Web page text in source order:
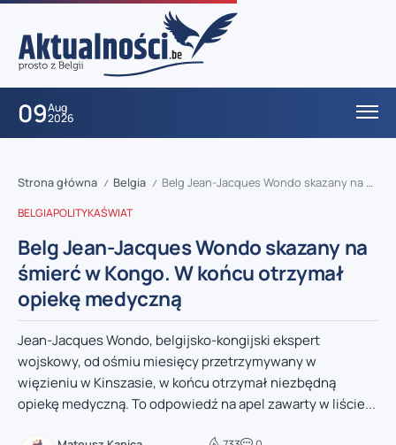
09Aug
2026
Strona główna / Belgia / Belg Jean-Jacques Wondo skazany na śmierć w Kongo. W końcu otrzymał opiekę medyczną
BELGIAPOLITYKAŚWIAT
Belg Jean-Jacques Wondo skazany na
śmierć w Kongo. W końcu otrzymał
opiekę medyczną
Jean-Jacques Wondo, belgijsko-kongijski ekspert
wojskowy, od ośmiu miesięcy przetrzymywany w
więzieniu w Kinszasie, w końcu otrzymał niezbędną
opiekę medyczną. To odpowiedź na apel zawarty w liście...